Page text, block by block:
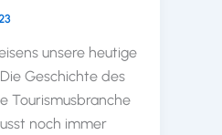
unsere heutige
Geschichte des
Tourismusbranche
noch immer